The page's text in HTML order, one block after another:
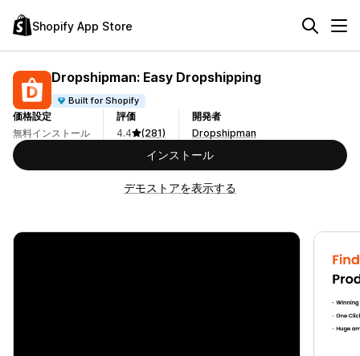
Shopify App Store
Dropshipman: Easy Dropshipping
Built for Shopify
価格設定
無料インストール
評価
4.4
(281)
開発者
Dropshipman
インストール
デモストアを表示する